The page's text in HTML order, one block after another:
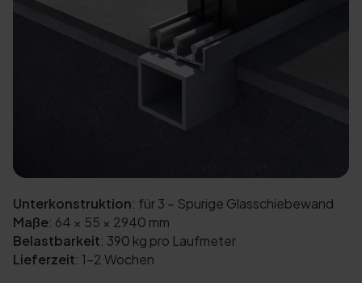
Unterkonstruktion: für 3 – Spurige Glasschiebewand
Maße: 64 × 55 × 2940 mm
Belastbarkeit: 390 kg pro Laufmeter
Lieferzeit: 1-2 Wochen